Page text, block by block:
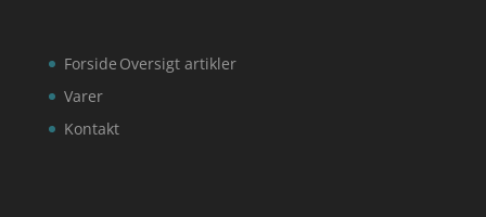
Forside
Varer
Kontakt
Oversigt artikler